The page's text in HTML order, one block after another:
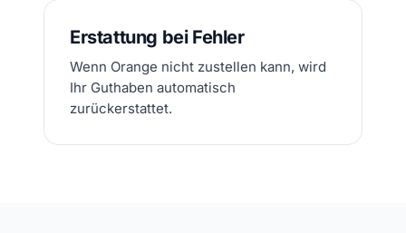
Erstattung bei Fehler
Wenn Orange nicht zustellen kann, wird
Ihr Guthaben automatisch
zurückerstattet.